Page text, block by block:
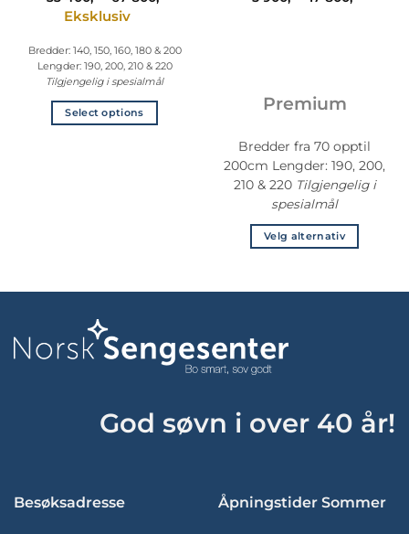
67
800,-
Eksklusiv
Bredder: 140, 150, 160, 180 & 200
Lengder: 190, 200, 210 & 220
Tilgjengelig i spesialmål
Select options Premium
Bredder fra 70 opptil
200cm Lengder: 190, 200,
210 & 220 Tilgjengelig i
spesialmål
Velg alternativ
har
produktsiden
God søvn i over 40 år!
Besøksadresse Åpningstider Sommer